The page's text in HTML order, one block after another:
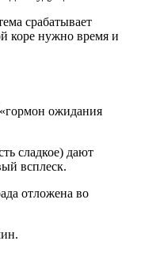
срабатывает
коре нужно время и
ожидания
сладкое) дают
всплеск.
отложена во